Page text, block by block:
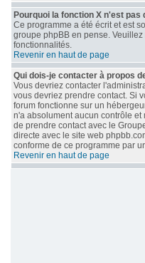
Pourquoi la fonction X n'est pas
Ce programme a été écrit et est
groupe phpBB en pense.
fonctionnalités.
Revenir en haut de page
Qui dois-je contacter à propos
Vous devriez contacter
vous devriez prendre contact. Si
forum fonctionne sur un
n'a absolument aucun contrôle
de prendre contact avec le
directe avec le site web
conforme de ce programme par
Revenir en haut de page